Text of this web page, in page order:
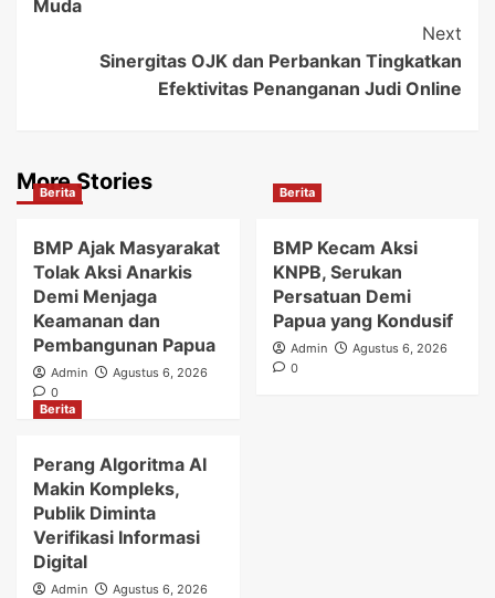
Muda
Next
Sinergitas OJK dan Perbankan Tingkatkan
Efektivitas Penanganan Judi Online
More Stories
Berita
BMP Ajak Masyarakat
Tolak Aksi Anarkis
Demi Menjaga
Keamanan dan
Pembangunan Papua
Admin
Agustus 6, 2026
0
Berita
BMP Kecam Aksi
KNPB, Serukan
Persatuan Demi
Papua yang Kondusif
Admin
Agustus 6, 2026
0
Berita
Perang Algoritma AI
Makin Kompleks,
Publik Diminta
Verifikasi Informasi
Digital
Admin
Agustus 6, 2026